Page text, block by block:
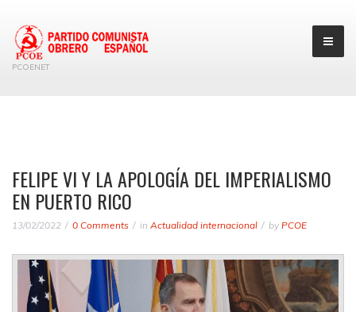
PCOENET
FELIPE VI Y LA APOLOGÍA DEL IMPERIALISMO
EN PUERTO RICO
13/02/2022 0 Comments in Actualidad internacional by PCOE